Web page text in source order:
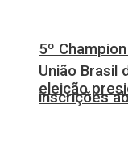
5º
inscrições
União Brasil
eleição